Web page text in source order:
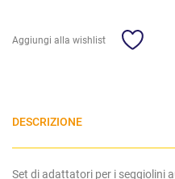
Aggiungi alla wishlist
DESCRIZIONE
Set di adattatori per i seggiolini